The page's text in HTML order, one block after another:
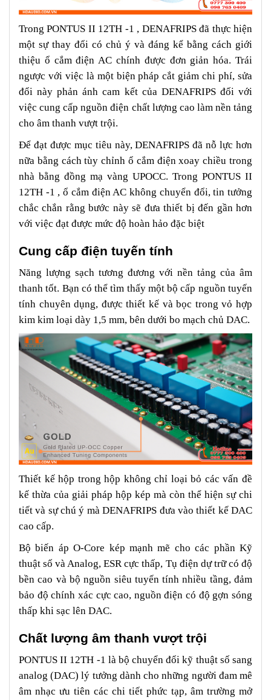
Trong PONTUS II 12TH -1 , DENAFRIPS đã thực hiện
một sự thay đổi có chủ ý và đáng kể bằng cách giới
thiệu ổ cắm điện AC chính được đơn giản hóa. Trái
ngược với việc là một biện pháp cắt giảm chi phí, sửa
đổi này phản ánh cam kết của DENAFRIPS đối với
việc cung cấp nguồn điện chất lượng cao làm nền tảng
cho âm thanh vượt trội.
​Để đạt được mục tiêu này, DENAFRIPS đã nỗ lực hơn
nữa bằng cách tùy chỉnh ổ cắm điện xoay chiều trong
nhà bằng đồng mạ vàng UPOCC. Trong PONTUS II
12TH -1 , ổ cắm điện AC không chuyển đổi, tin tưởng
chắc chắn rằng bước này sẽ đưa thiết bị đến gần hơn
với việc đạt được mức độ hoàn hảo đặc biệt
Cung cấp điện tuyến tính
Năng lượng sạch tương đương với nền tảng của âm
thanh tốt. Bạn có thể tìm thấy một bộ cấp nguồn tuyến
tính chuyên dụng, được thiết kế và bọc trong vỏ hợp
kim kim loại dày 1,5 mm, bên dưới bo mạch chủ DAC.
Thiết kế hộp trong hộp không chỉ loại bỏ các vấn đề
kế thừa của giải pháp hộp kép mà còn thể hiện sự chi
tiết và sự chú ý mà DENAFRIPS đưa vào thiết kế DAC
cao cấp.
Bộ biến áp O-Core kép mạnh mẽ cho các phần Kỹ
thuật số và Analog, ESR cực thấp, Tụ điện dự trữ có độ
bền cao và bộ nguồn siêu tuyến tính nhiều tầng, đảm
bảo độ chính xác cực cao, nguồn điện có độ gợn sóng
thấp khi sạc lên DAC.
Chất lượng âm thanh vượt trội
PONTUS II 12TH -1 là bộ chuyển đổi kỹ thuật số sang
analog (DAC) lý tưởng dành cho những người đam mê
âm nhạc ưu tiên các chi tiết phức tạp, âm trường mở